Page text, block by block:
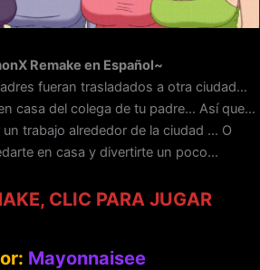
Remake en Español~
fueran trasladados a otra ciudad…
casa del colega de tu padre… Así que…
trabajo alrededor de la ciudad … O
en casa y divertirte un poco…
CLIC PARA JUGAR
Mayonnaisee